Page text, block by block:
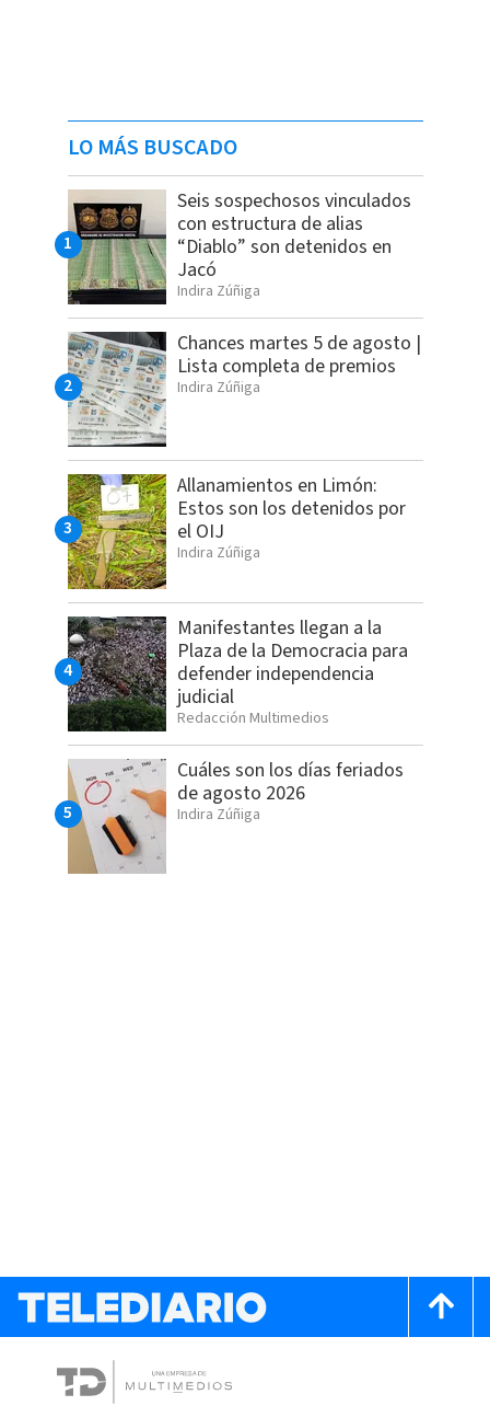
LO MÁS BUSCADO
Seis sospechosos vinculados
con estructura de alias
“Diablo” son detenidos en
Jacó
Indira Zúñiga
Chances martes 5 de agosto |
Lista completa de premios
Indira Zúñiga
Allanamientos en Limón:
Estos son los detenidos por
el OIJ
Indira Zúñiga
Manifestantes llegan a la
Plaza de la Democracia para
defender independencia
judicial
Redacción Multimedios
Cuáles son los días feriados
de agosto 2026
Indira Zúñiga